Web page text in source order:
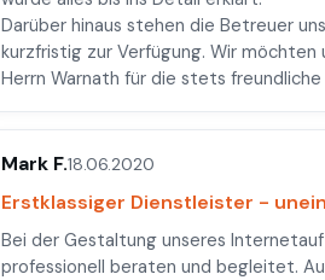
Darüber hinaus stehen die Betreuer
kurzfristig zur Verfügung. Wir möchten
Herrn Warnath für die stets
Mark F.18.06.2020
Erstklassiger Dienstleister -
Bei der Gestaltung unseres
professionell beraten und begleitet.